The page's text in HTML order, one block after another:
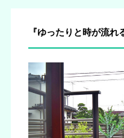
『ゆったりと時が流れ